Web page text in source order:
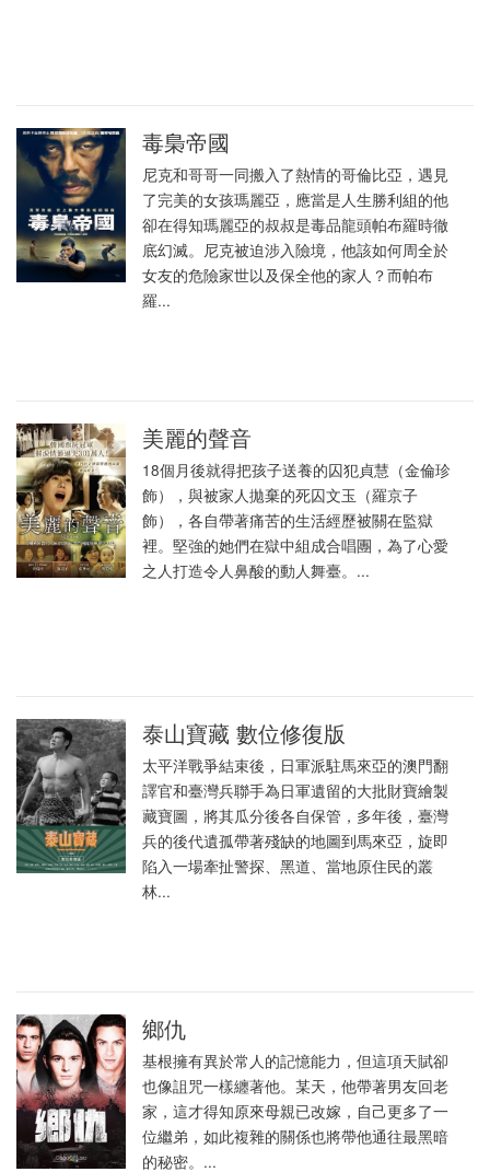
毒梟帝國
尼克和哥哥一同搬入了熱情的哥倫比亞，遇見
了完美的女孩瑪麗亞，應當是人生勝利組的他
卻在得知瑪麗亞的叔叔是毒品龍頭帕布羅時徹
底幻滅。尼克被迫涉入險境，他該如何周全於
女友的危險家世以及保全他的家人？而帕布
羅...
美麗的聲音
18個月後就得把孩子送養的囚犯貞慧（金倫珍
飾），與被家人拋棄的死囚文玉（羅京子
飾），各自帶著痛苦的生活經歷被關在監獄
裡。堅強的她們在獄中組成合唱團，為了心愛
之人打造令人鼻酸的動人舞臺。...
泰山寶藏 數位修復版
太平洋戰爭結束後，日軍派駐馬來亞的澳門翻
譯官和臺灣兵聯手為日軍遺留的大批財寶繪製
藏寶圖，將其瓜分後各自保管，多年後，臺灣
兵的後代遺孤帶著殘缺的地圖到馬來亞，旋即
陷入一場牽扯警探、黑道、當地原住民的叢
林...
鄉仇
基根擁有異於常人的記憶能力，但這項天賦卻
也像詛咒一樣纏著他。某天，他帶著男友回老
家，這才得知原來母親已改嫁，自己更多了一
位繼弟，如此複雜的關係也將帶他通往最黑暗
的秘密。...